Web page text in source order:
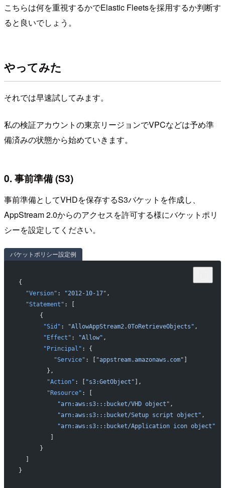
こちらは何を重視するかでElastic Fleetsを採用するか判断す
ると良いでしょう。
やってみた
それでは早速試してみます。
私の検証アカウントの東京リージョンでVPCなどは予め準
備済みの状態から始めていきます。
0. 事前準備 (S3)
事前準備としてVHDを保存するS3バケットを作成し、
AppStream 2.0からのアクセスを許可する様にバケットポリ
シーを設定してください。
バケットポリシー設定例
{
  "Version"
: "2012-10-17" ,
  "Statement"
: [
      {
       "Sid"
: "AllowAppStream2.0ToRetrieveObjects" ,
       "Effect"
: "Allow" ,
       "Principal"
: {
          "Service"
: [ "appstream.amazonaws.com" ]
        },
        "Action"
: [ "s3:GetObject" ],
        "Resource"
: [
           "arn:aws:s3:::bucket/VHD object"
,
           "arn:aws:s3:::bucket/Setup script object"
,
           "arn:aws:s3:::bucket/Application icon object"
         ]
      }
  ]
}